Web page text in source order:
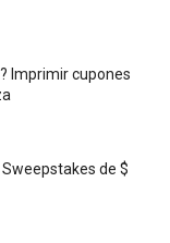
Imprimir cupones
de $